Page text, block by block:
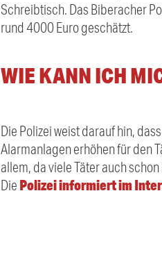
Schreibtisch. Das Biberacher
rund 4000 Euro geschätzt.
WIE KANN ICH
Die Polizei weist darauf hin,
Alarmanlagen erhöhen für den
allem, da viele Täter auch
Die Polizei informiert im